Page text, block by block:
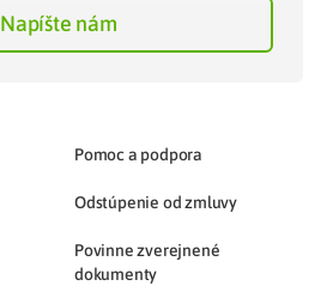
Napíšte nám
Pomoc a podpora
Odstúpenie od zmluvy
Povinne zverejnené
dokumenty